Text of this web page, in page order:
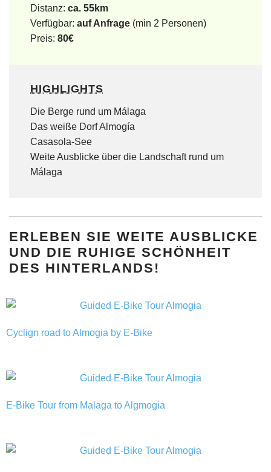
Distanz: ca. 55km
Verfügbar: auf Anfrage (min 2 Personen)
Preis: 80€
HIGHLIGHTS
Die Berge rund um Málaga
Das weiße Dorf Almogía
Casasola-See
Weite Ausblicke über die Landschaft rund um
Málaga
ERLEBEN SIE WEITE AUSBLICKE
UND DIE RUHIGE SCHÖNHEIT
DES HINTERLANDS!
Cyclign road to Almogia by E-Bike
E-Bike Tour from Malaga to Algmogia